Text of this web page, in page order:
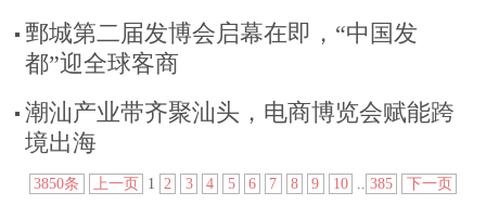
鄄城第二届发博会启幕在即，“中国发
都”迎全球客商
潮汕产业带齐聚汕头，电商博览会赋能跨
境出海
3850条 上一页 1 2 3 4 5 6 7 8 9 10 385 下一页